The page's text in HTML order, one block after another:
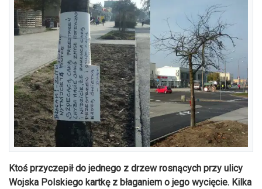
Ktoś przyczepił do jednego z drzew rosnących przy ulicy
Wojska Polskiego kartkę z błaganiem o jego wycięcie. Kilka